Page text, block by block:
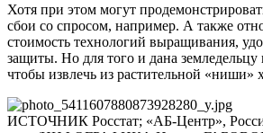
Хотя при этом могут
сбои со спросом, например. А также
стоимость технологий выращивания,
защиты. Но для того и дана земледельцу
чтобы извлечь из растительной «ниши»
ИСТОЧНИК Росстат; «АБ-Центр»,